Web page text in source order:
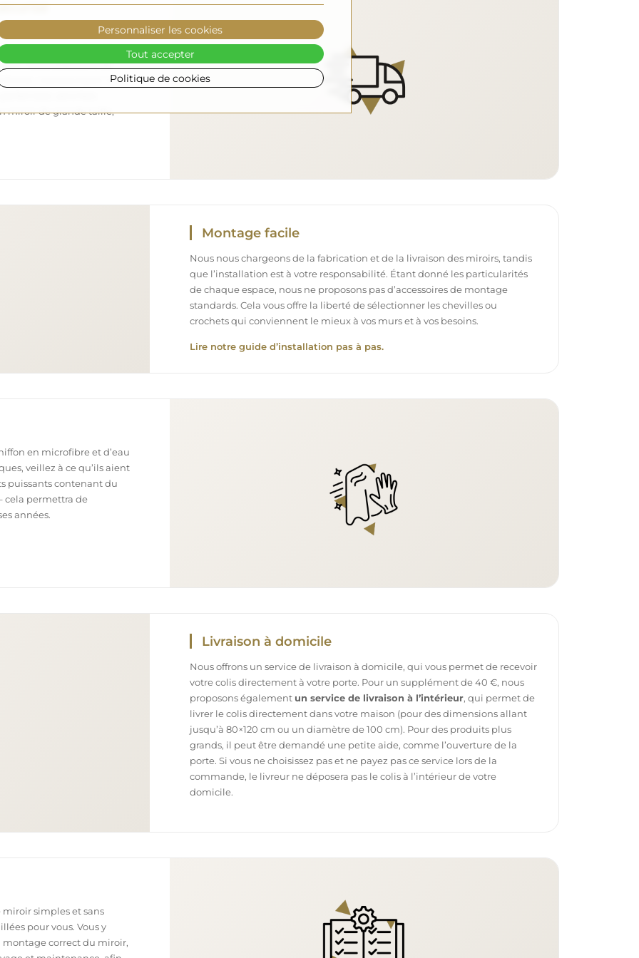
nous occupons de faire
en toute sécurité
Nous disposons de
c’est pourquoi nous
miroir de grande taille,
Montage facile
Nous nous chargeons de la fabrication et de la livraison des miroirs, tandis
que l’installation est à votre responsabilité. Étant donné les particularités
de chaque espace, nous ne proposons pas d’accessoires de montage
standards. Cela vous offre la liberté de sélectionner les chevilles ou
crochets qui conviennent le mieux à vos murs et à vos besoins.
Lire notre guide d’installation pas à pas.
en microfibre et d’eau
veillez à ce qu’ils aient
puissants contenant du
cela permettra de
années.
Livraison à domicile
Nous offrons un service de livraison à domicile, qui vous permet de recevoir
votre colis directement à votre porte. Pour un supplément de 40 €, nous
proposons également un service de livraison à l’intérieur, qui permet de
livrer le colis directement dans votre maison (pour des dimensions allant
jusqu’à 80×120 cm ou un diamètre de 100 cm). Pour des produits plus
grands, il peut être demandé une petite aide, comme l’ouverture de la
porte. Si vous ne choisissez pas et ne payez pas ce service lors de la
commande, le livreur ne déposera pas le colis à l’intérieur de votre
domicile.
simples et sans
pour vous. Vous y
montage correct du miroir,
Politique de cookies
Personnaliser les cookies
Tout accepter